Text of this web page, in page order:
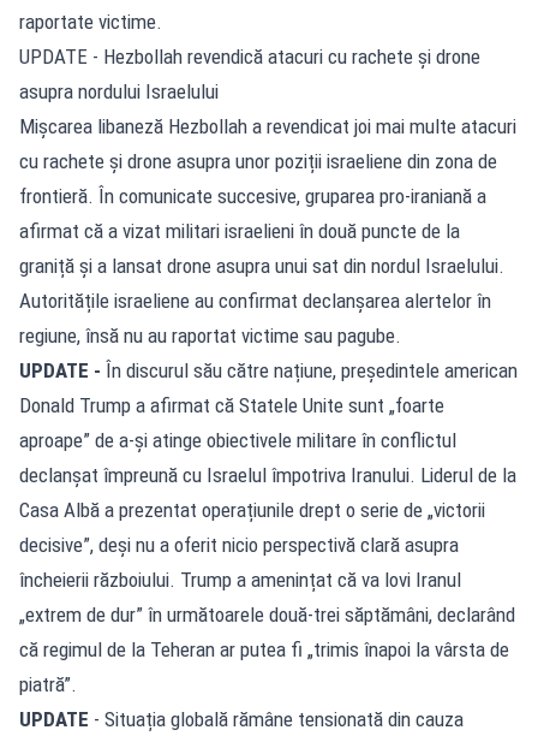
raportate victime.
UPDATE - Hezbollah revendică atacuri cu rachete și drone
asupra nordului Israelului
Mişcarea libaneză Hezbollah a revendicat joi mai multe atacuri
cu rachete și drone asupra unor poziții israeliene din zona de
frontieră. În comunicate succesive, gruparea pro-iraniană a
afirmat că a vizat militari israelieni în două puncte de la
graniță și a lansat drone asupra unui sat din nordul Israelului.
Autoritățile israeliene au confirmat declanșarea alertelor în
regiune, însă nu au raportat victime sau pagube.
UPDATE - În discurul său către națiune, președintele american
Donald Trump a afirmat că Statele Unite sunt „foarte
aproape” de a-și atinge obiectivele militare în conflictul
declanșat împreună cu Israelul împotriva Iranului. Liderul de la
Casa Albă a prezentat operațiunile drept o serie de „victorii
decisive”, deși nu a oferit nicio perspectivă clară asupra
încheierii războiului. Trump a amenințat că va lovi Iranul
„extrem de dur” în următoarele două-trei săptămâni, declarând
că regimul de la Teheran ar putea fi „trimis înapoi la vârsta de
piatră”.
UPDATE - Situația globală rămâne tensionată din cauza